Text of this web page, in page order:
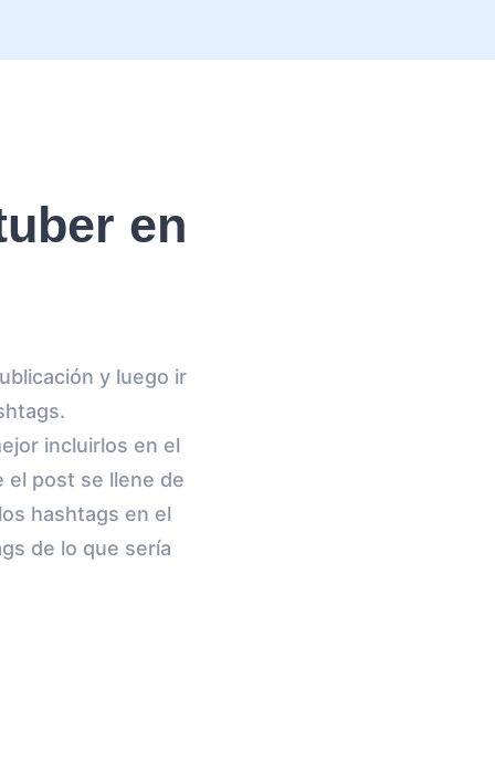
en
y luego ir
incluirlos en el
el post se llene de
hashtags en el
de lo que sería